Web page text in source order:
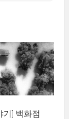
기] 백화점